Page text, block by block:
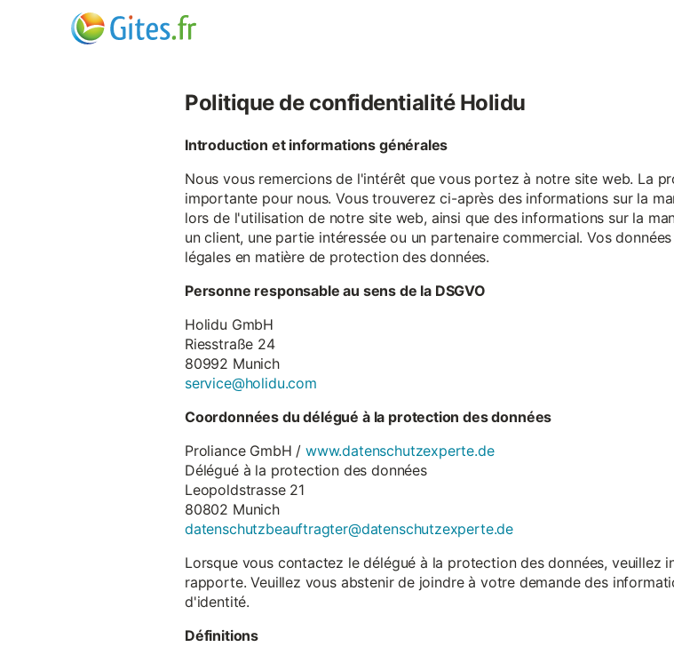
Politique de confidentialité Holidu
Introduction et informations générales
Nous vous remercions de l'intérêt que vous portez à notre site web. La
importante pour nous. Vous trouverez ci-après des informations sur la
lors de l'utilisation de notre site web, ainsi que des informations sur la
un client, une partie intéressée ou un partenaire commercial. Vos
légales en matière de protection des données.
Personne responsable au sens de la DSGVO
Holidu GmbH
Riesstraße 24
80992 Munich
service@holidu.com
Coordonnées du délégué à la protection des données
Proliance GmbH /www.datenschutzexperte.de
Délégué à la protection des données
Leopoldstrasse 21
80802 Munich
datenschutzbeauftragter@datenschutzexperte.de
Lorsque vous contactez le délégué à la protection des données, veuillez
rapporte. Veuillez vous abstenir de joindre à votre demande des
d'identité.
Définitions